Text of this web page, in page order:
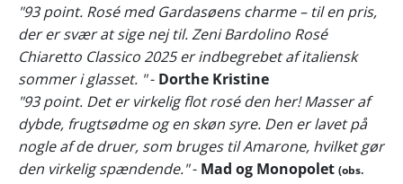
"93 point. Rosé med Gardasøens charme – til en pris,
der er svær at sige nej til. Zeni Bardolino Rosé
Chiaretto Classico 2025 er indbegrebet af italiensk
sommer i glasset. "- Dorthe Kristine
"93 point. Det er virkelig flot rosé den her! Masser af
dybde, frugtsødme og en skøn syre. Den er lavet på
nogle af de druer, som bruges til Amarone, hvilket gør
den virkelig spændende."- Mad og Monopolet (obs.